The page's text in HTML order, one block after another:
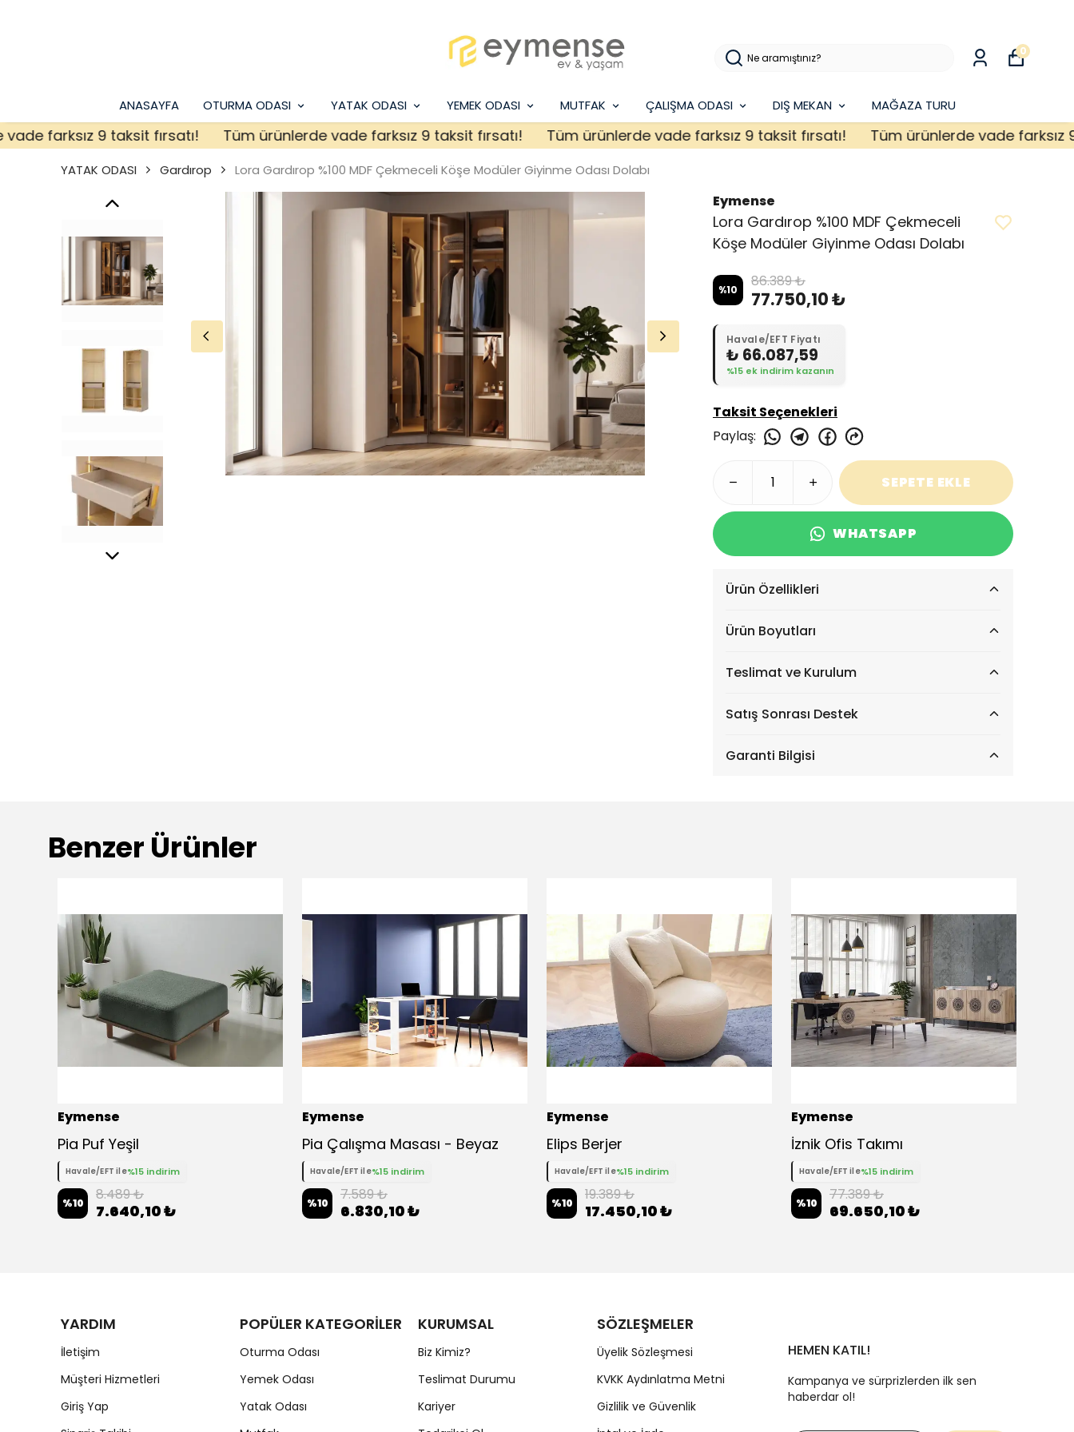
ANASAYFA OTURMA ODASI YATAK ODASI YEMEK ODASI MUTFAK ÇALIŞMA ODASI DIŞ MEKAN MAĞAZA TURU
0
farksız 9 taksit fırsatı! Tüm ürünlerde vade farksız 9 taksit fırsatı! Tüm ürünlerde vade farksız 9 taksit fırsatı! Tüm ürünlerde vade farksız 9
YATAK ODASI Gardırop Lora Gardırop %100 MDF Çekmeceli Köşe Modüler Giyinme Odası Dolabı
Eymense
Lora Gardırop %100 MDF Çekmeceli
Köşe Modüler Giyinme Odası Dolabı
%10 86.389 ₺
77.750,10 ₺
Havale/EFT Fiyatı
₺ 66.087,59
%15 ek indirim kazanın
Taksit Seçenekleri
Paylaş:
SEPETE EKLE
WHATSAPP
Ürün Özellikleri
Ürün Boyutları
Teslimat ve Kurulum
Satış Sonrası Destek
Garanti Bilgisi
Benzer Ürünler
Eymense
Pia Puf Yeşil
Havale/EFT ile%15 indirim
%10 8.489 ₺
7.640,10 ₺
Eymense
Pia Çalışma Masası - Beyaz
Havale/EFT ile%15 indirim
%10 7.589 ₺
6.830,10 ₺
Eymense
Elips Berjer
Havale/EFT ile%15 indirim
%10 19.389 ₺
17.450,10 ₺
Eymense
İznik Ofis Takımı
Havale/EFT ile%15 indirim
%10 77.389 ₺
69.650,10 ₺
YARDIM
İletişim
Müşteri Hizmetleri
Giriş Yap
POPÜLER KATEGORİLER
Oturma Odası
Yemek Odası
Yatak Odası
KURUMSAL
Biz Kimiz?
Teslimat Durumu
Kariyer
SÖZLEŞMELER
Üyelik Sözleşmesi
KVKK Aydınlatma Metni
Gizlilik ve Güvenlik
HEMEN KATIL!
Kampanya ve sürprizlerden ilk sen
haberdar ol!